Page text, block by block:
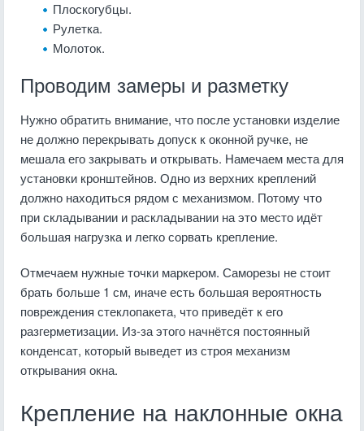
Плоскогубцы.
Рулетка.
Молоток.
Проводим замеры и разметку
Нужно обратить внимание, что после установки изделие
не должно перекрывать допуск к оконной ручке, не
мешала его закрывать и открывать. Намечаем места для
установки кронштейнов. Одно из верхних креплений
должно находиться рядом с механизмом. Потому что
при складывании и раскладывании на это место идёт
большая нагрузка и легко сорвать крепление.
Отмечаем нужные точки маркером. Саморезы не стоит
брать больше 1 см, иначе есть большая вероятность
повреждения стеклопакета, что приведёт к его
разгерметизации. Из-за этого начнётся постоянный
конденсат, который выведет из строя механизм
открывания окна.
Крепление на наклонные окна